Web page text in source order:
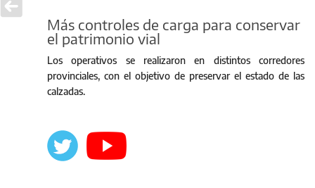
Más controles de carga para conservar
el patrimonio vial
Los operativos se realizaron en distintos corredores
provinciales, con el objetivo de preservar el estado de las
calzadas.